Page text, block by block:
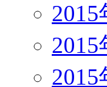
2015
2015
2015